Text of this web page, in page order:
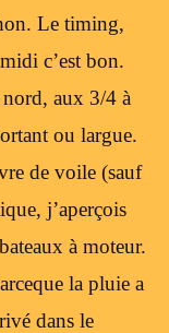
Le timing,
c’est bon.
aux 3/4 à
ou largue.
de voile (sauf
j’aperçois
à moteur.
la pluie a
dans le